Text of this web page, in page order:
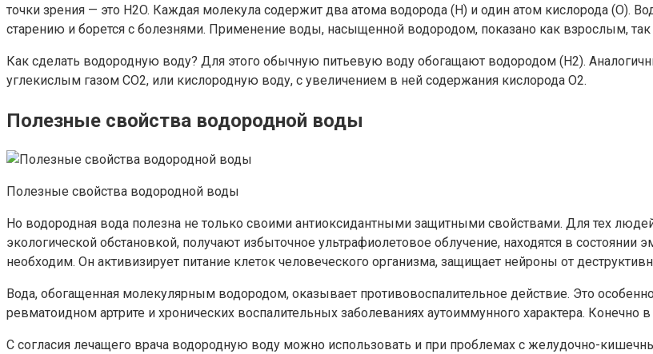
точки зрения — это H2O. Каждая молекула содержит два атома водорода (Н) и один атом кислорода (О).
старению и борется с болезнями. Применение воды, насыщенной водородом, показано как взрослым, так
Как сделать водородную воду? Для этого обычную питьевую воду обогащают водородом (Н2).
углекислым газом СО2, или кислородную воду, с увеличением в ней содержания кислорода О2.
Полезные свойства водородной воды
Полезные свойства водородной воды
Но водородная вода полезна не только своими антиоксидантными защитными свойствами. Для тех
экологической обстановкой, получают избыточное ультрафиолетовое облучение, находятся в
необходим. Он активизирует питание клеток человеческого организма, защищает нейроны от
Вода, обогащенная молекулярным водородом, оказывает противовоспалительное действие. Это
ревматоидном артрите и хронических воспалительных заболеваниях аутоиммунного характера.
С согласия лечащего врача водородную воду можно использовать и при проблемах с желудочно-